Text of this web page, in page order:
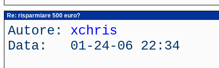
Re: risparmiare 500 euro?
Autore: xchris
Data: 01-24-06 22:34